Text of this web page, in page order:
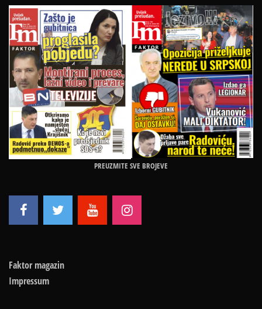
PREUZMITE SVE BROJEVE
Faktor magazin
Impressum